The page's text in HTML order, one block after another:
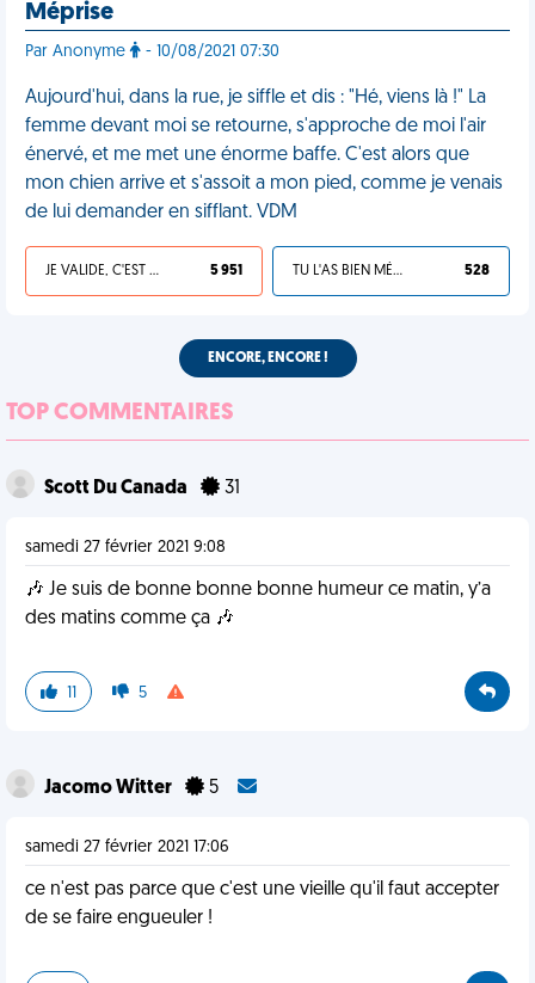
Méprise
Par Anonyme - 10/08/2021 07:30
Aujourd'hui, dans la rue, je siffle et dis : "Hé, viens là !" La
femme devant moi se retourne, s'approche de moi l'air
énervé, et me met une énorme baffe. C'est alors que
mon chien arrive et s'assoit a mon pied, comme je venais
de lui demander en sifflant. VDM
JE VALIDE, C'EST UNE VDM 5 951 TU L'AS BIEN MÉRITÉ 528
ENCORE, ENCORE !
TOP COMMENTAIRES
Scott Du Canada 31
samedi 27 février 2021 9:08
🎶 Je suis de bonne bonne bonne humeur ce matin, y’a
des matins comme ça 🎶
11 5
Jacomo Witter 5
samedi 27 février 2021 17:06
ce n'est pas parce que c'est une vieille qu'il faut accepter
de se faire engueuler !